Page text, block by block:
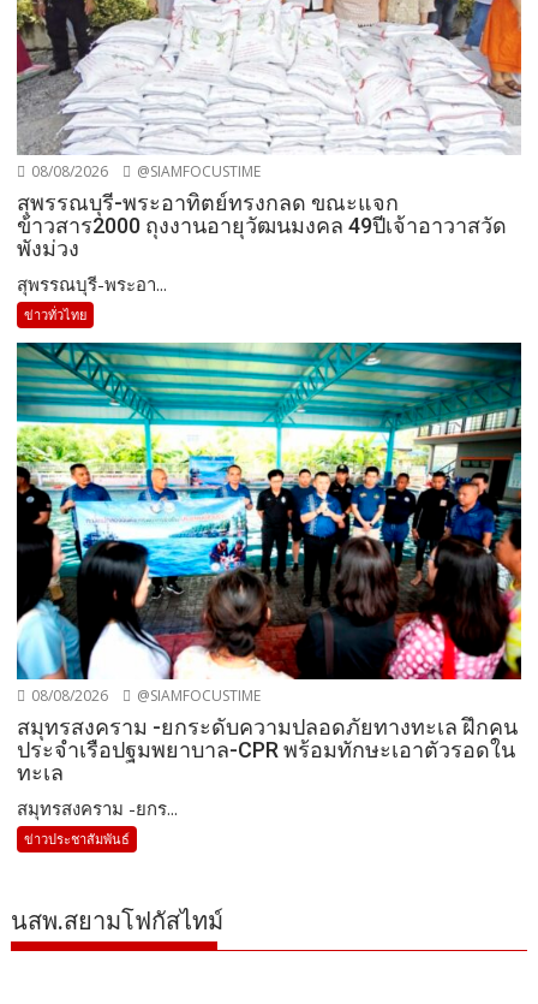
08/08/2026 @SIAMFOCUSTIME
สุพรรณบุรี-พระอาทิตย์ทรงกลด ขณะแจก
ข้าวสาร2000 ถุงงานอายุวัฒนมงคล 49ปีเจ้าอาวาสวัด
พังม่วง
สุพรรณบุรี-พระอา...
ข่าวทั่วไทย
08/08/2026 @SIAMFOCUSTIME
สมุทรสงคราม -ยกระดับความปลอดภัยทางทะเล ฝึกคน
ประจำเรือปฐมพยาบาล-CPR พร้อมทักษะเอาตัวรอดใน
ทะเล
สมุทรสงคราม -ยกร...
ข่าวประชาสัมพันธ์
นสพ.สยามโฟกัสไทม์